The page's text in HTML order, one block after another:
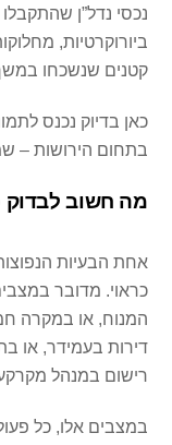
נכסי נדל”ן
ביורוקרטיות,
קטנים שנשכחו
כאן בדיוק נכנס
בתחום הירושות –
מה חשוב
אחת הבעיות
כראוי. מדובר
המנוח, או במקרה
דירות בעמידר, או
רישום במנהל
במצבים אלו, כל